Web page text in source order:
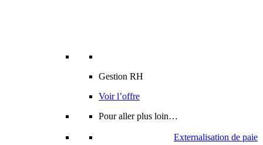
Gestion RH
Voir l’offre
Pour aller plus loin…
Externalisation de paie